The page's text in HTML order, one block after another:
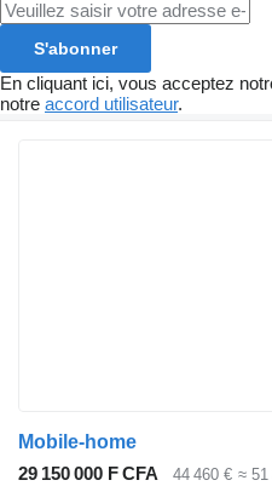
S'abonner
En cliquant ici, vous acceptez
notre accord utilisateur.
Mobile-home
29 150 000 F CFA
44 460 € ≈ 51